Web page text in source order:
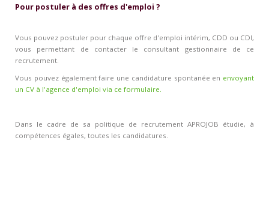
Pour postuler à des offres d'emploi ?
Vous pouvez postuler pour chaque offre d'emploi intérim, CDD ou CDI,
vous permettant de contacter le consultant gestionnaire de ce
recrutement.
Vous pouvez également faire une candidature spontanée en envoyant
un CV à l'agence d'emploi via ce formulaire.
Dans le cadre de sa politique de recrutement APROJOB étudie, à
compétences égales, toutes les candidatures.